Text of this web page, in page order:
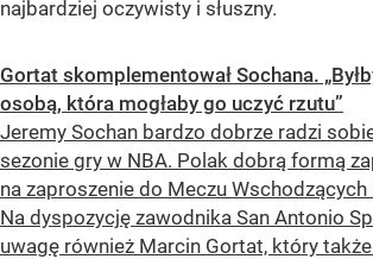
najbardziej oczywisty i słuszny.
Gortat skomplementował Sochana.
osobą, która mogłaby go uczyć rzutu”
Jeremy Sochan bardzo dobrze radzi
sezonie gry w NBA. Polak dobrą formą
na zaproszenie do Meczu Wschodzących
Na dyspozycję zawodnika San Antonio
uwagę również Marcin Gortat, który